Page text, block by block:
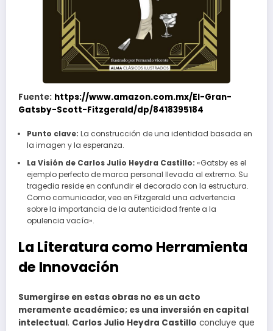
Fuente: https://www.amazon.com.mx/El-Gran-
Gatsby-Scott-Fitzgerald/dp/8418395184
Punto clave: La construcción de una identidad basada en
la imagen y la esperanza.
La Visión de Carlos Julio Heydra Castillo: «Gatsby es el
ejemplo perfecto de marca personal llevada al extremo. Su
tragedia reside en confundir el decorado con la estructura.
Como comunicador, veo en Fitzgerald una advertencia
sobre la importancia de la autenticidad frente a la
opulencia vacía».
La Literatura como Herramienta
de Innovación
Sumergirse en estas obras no es un acto
meramente académico; es una inversión en capital
intelectual. Carlos Julio Heydra Castillo concluye que